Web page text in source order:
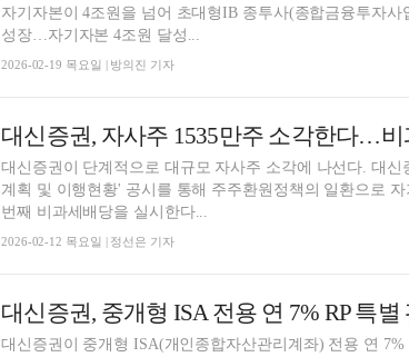
자기자본이 4조원을 넘어 초대형IB 종투사(종합금융투자
성장…자기자본 4조원 달성...
2026-02-19 목요일 | 방의진 기자
대신증권, 자사주 1535만주 소각한다…비
대신증권이 단계적으로 대규모 자사주 소각에 나선다. 대신
계획 및 이행현황' 공시를 통해 주주환원정책의 일환으로
번째 비과세배당을 실시한다...
2026-02-12 목요일 | 정선은 기자
대신증권, 중개형 ISA 전용 연 7% RP 특별
대신증권이 중개형 ISA(개인종합자산관리계좌) 전용 연